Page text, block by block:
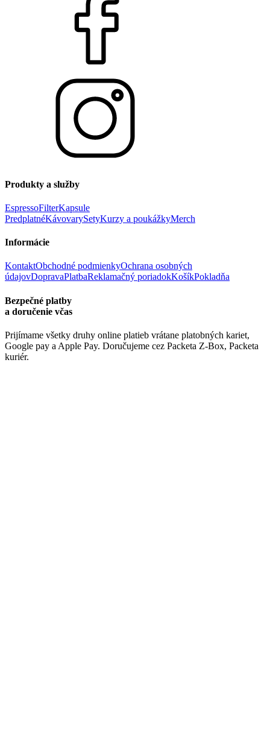
Produkty a služby
EspressoFilterKapsule
PredplatnéKávovarySetyKurzy a poukážkyMerch
Informácie
KontaktObchodné podmienkyOchrana osobných
údajovDopravaPlatbaReklamačný poriadokKošíkPokladňa
Bezpečné platby
a doručenie včas
Prijímame všetky druhy online platieb vrátane platobných kariet,
Google pay a Apple Pay. Doručujeme cez Packeta Z-Box, Packeta
kuriér.